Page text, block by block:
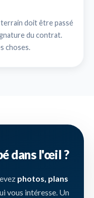
doit être passé
du contrat.
choses.
dans l'œil ?
photos, plans
vous intéresse. Un